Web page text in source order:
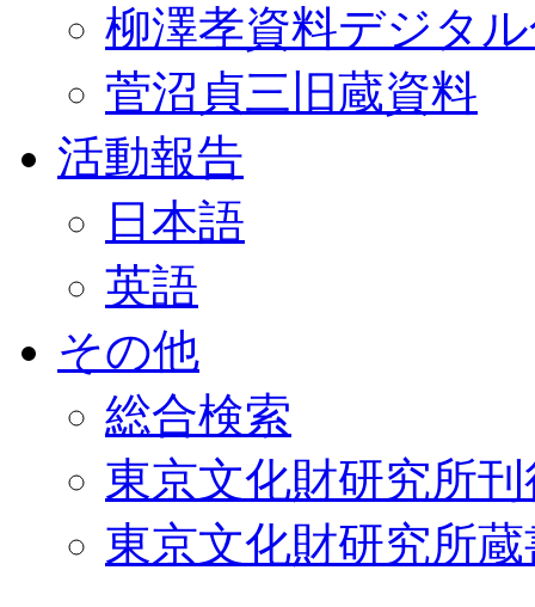
柳澤孝資料デジタ
菅沼貞三旧蔵資料
活動報告
日本語
英語
その他
総合検索
東京文化財研究所
東京文化財研究所